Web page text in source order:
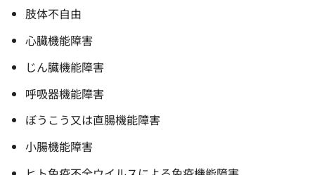
肢体不自由
心臓機能障害
じん臓機能障害
呼吸器機能障害
ぼうこう又は直腸機能障害
小腸機能障害